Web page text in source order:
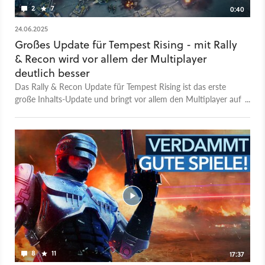
2 7
0:40
24.06.2025
Großes Update für Tempest Rising - mit Rally
& Recon wird vor allem der Multiplayer
deutlich besser
Das Rally & Recon Update für Tempest Rising ist das erste
große Inhalts-Update und bringt vor allem den Multiplayer auf
Warteschlange einzuladen, werden viele Community-Wünsche
erfüllt. Zusätzlich könnt ihr jetzt das Bevölkerungslimit flexibel
zwischen 100 und 500 Einheiten einstellen und in der Lobby
endlich chatten. Umfangreiche Balance-Änderungen sorgen
für mehr taktische Vielfalt und bessere Spielbalance. Das
Update liefert außerdem zahlreiche Bugfixes und
Komfortverbesserungen - und ist ab sofort verfügbar!
8 11
17:37